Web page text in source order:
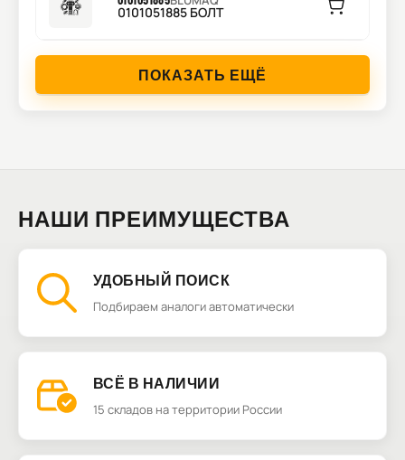
0101051885 БОЛТ
ПОКАЗАТЬ ЕЩЁ
НАШИ ПРЕИМУЩЕСТВА
УДОБНЫЙ ПОИСК
Подбираем аналоги автоматически
ВСЁ В НАЛИЧИИ
15 складов на территории России